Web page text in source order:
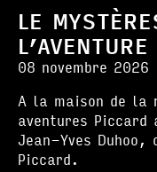
LE
08 novembre 2026
A la maison de la
aventures
Jean-Yves
Piccard.